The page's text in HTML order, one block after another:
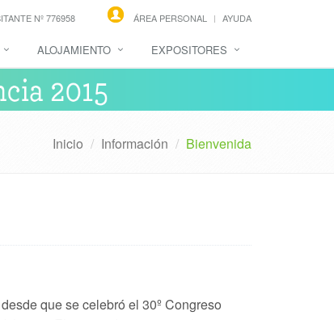
ÁREA PERSONAL AYUDA
Nº 776958
ALOJAMIENTO EXPOSITORES
Inicio Información Bienvenida
que se celebró el 30º Congreso